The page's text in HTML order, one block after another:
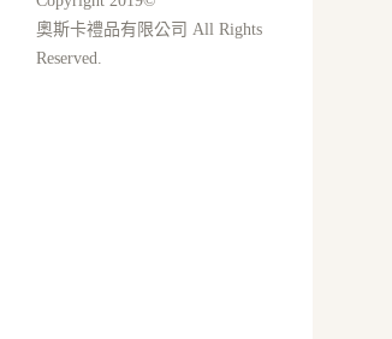
奧斯卡禮品有限公司 All Rights
Reserved.